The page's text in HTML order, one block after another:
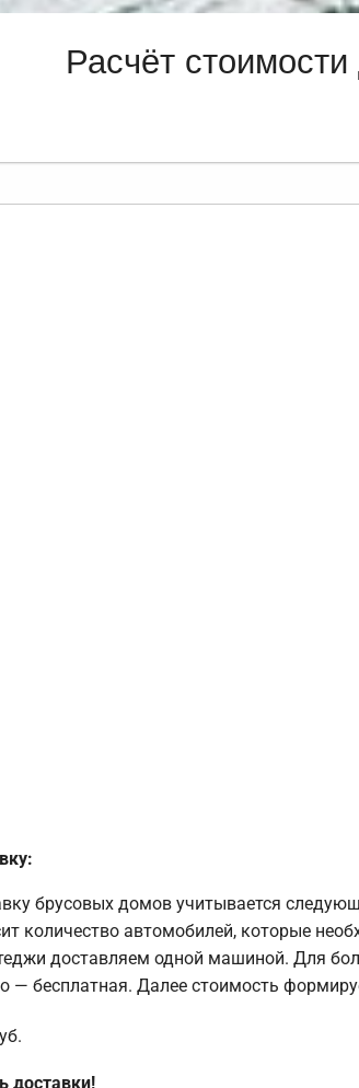
Расчёт стоимости
брусовых домов учитывается
количество автомобилей, которые
доставляем одной машиной. Для
— бесплатная. Далее стоимость
доставки!